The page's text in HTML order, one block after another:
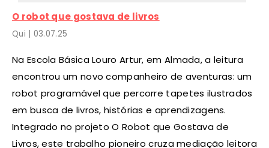
O robot que gostava de livros
Qui | 03.07.25
Na Escola Básica Louro Artur, em Almada, a leitura
encontrou um novo companheiro de aventuras: um
robot programável que percorre tapetes ilustrados
em busca de livros, histórias e aprendizagens.
Integrado no projeto O Robot que Gostava de
Livros, este trabalho pioneiro cruza mediação leitora